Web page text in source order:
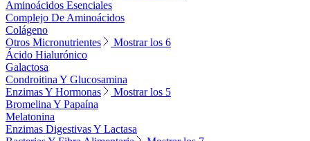
Aminoácidos Esenciales
Complejo De Aminoácidos
Colágeno
Otros Micronutrientes
Mostrar los 6
Ácido Hialurónico
Galactosa
Condroitina Y Glucosamina
Enzimas Y Hormonas
Mostrar los 5
Bromelina Y Papaína
Melatonina
Enzimas Digestivas Y Lactasa